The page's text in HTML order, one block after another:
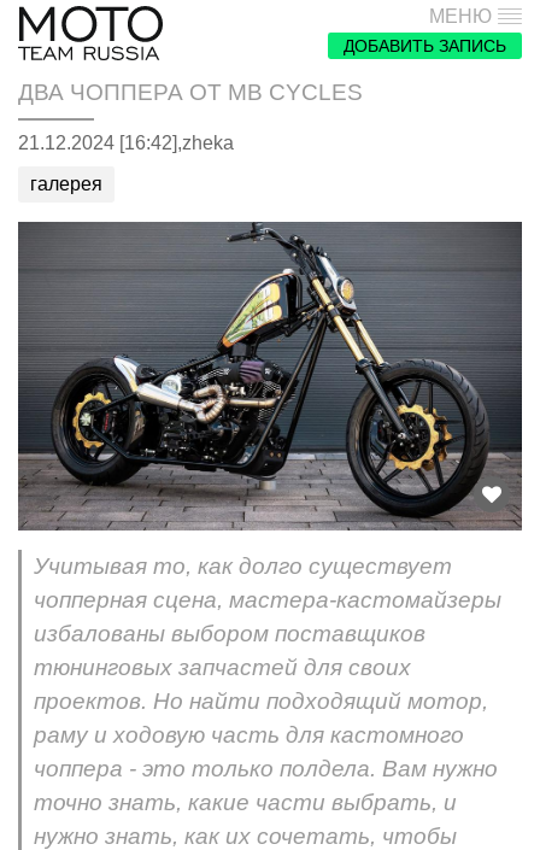
МЕНЮ
ДОБАВИТЬ ЗАПИСЬ
ДВА ЧОППЕРА ОТ MB CYCLES
21.12.2024 [16:42],zheka
галерея
Учитывая то, как долго существует
чопперная сцена, мастера-кастомайзеры
избалованы выбором поставщиков
тюнинговых запчастей для своих
проектов. Но найти подходящий мотор,
раму и ходовую часть для кастомного
чоппера - это только полдела. Вам нужно
точно знать, какие части выбрать, и
нужно знать, как их сочетать, чтобы